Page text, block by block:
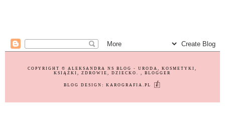
COPYRIGHT ©ALEKSANDRA NS BLOG - URODA, KOSMETYKI,
KSIĄŻKI, ZDROWIE, DZIECKO., BLOGGER
BLOG DESIGN:KAROGRAFIA.PL